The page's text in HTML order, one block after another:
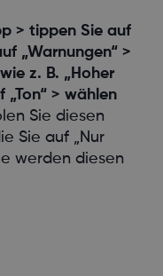
> tippen Sie auf
„Warnungen“ >
z. B. „Hoher
> wählen
Sie diesen
Sie auf „Nur
werden diesen